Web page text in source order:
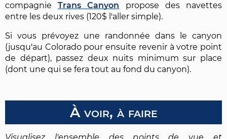
compagnieTrans Canyon propose des navettes
entre les deux rives (120$ l'aller simple).
Si vous prévoyez une randonnée dans le canyon
(jusqu'au Colorado pour ensuite revenir à votre point
de départ), passez deux nuits minimum sur place
(dont une qui se fera tout au fond du canyon).
À voir, à faire